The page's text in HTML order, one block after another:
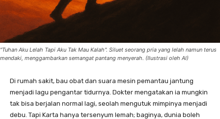
"Tuhan Aku Lelah Tapi Aku Tak Mau Kalah". Siluet seorang pria yang lelah namun terus
mendaki, menggambarkan semangat pantang menyerah. (Ilustrasi oleh AI)
Di rumah sakit, bau obat dan suara mesin pemantau jantung
menjadi lagu pengantar tidurnya. Dokter mengatakan ia mungkin
tak bisa berjalan normal lagi, seolah mengutuk mimpinya menjadi
debu. Tapi Karta hanya tersenyum lemah; baginya, dunia boleh